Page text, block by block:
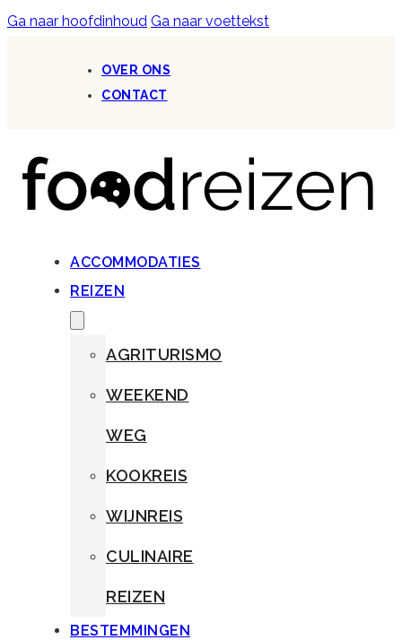
Ga naar hoofdinhoud Ga naar voettekst
OVER ONS
CONTACT
ACCOMMODATIES
REIZEN
AGRITURISMO
WEEKEND
WEG
KOOKREIS
WIJNREIS
CULINAIRE
REIZEN
BESTEMMINGEN